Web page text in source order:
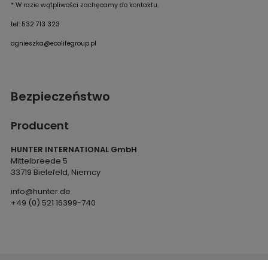
* W razie wątpliwości zachęcamy do kontaktu.
tel: 532 713 323
agnieszka@ecolifegroup.pl
Bezpieczeństwo
Producent
HUNTER INTERNATIONAL GmbH
Mittelbreede 5
33719 Bielefeld, Niemcy
info@hunter.de
+49 (0) 521 16399-740